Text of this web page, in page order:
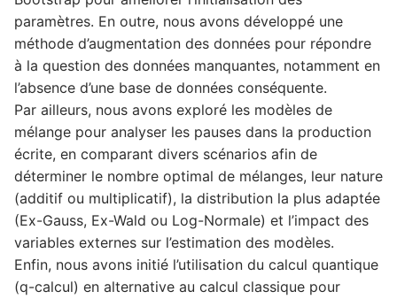
paramètres. En outre, nous avons développé une
méthode d’augmentation des données pour répondre
à la question des données manquantes, notamment en
l’absence d’une base de données conséquente.
Par ailleurs, nous avons exploré les modèles de
mélange pour analyser les pauses dans la production
écrite, en comparant divers scénarios afin de
déterminer le nombre optimal de mélanges, leur nature
(additif ou multiplicatif), la distribution la plus adaptée
(Ex-Gauss, Ex-Wald ou Log-Normale) et l’impact des
variables externes sur l’estimation des modèles.
Enfin, nous avons initié l’utilisation du calcul quantique
(q-calcul) en alternative au calcul classique pour